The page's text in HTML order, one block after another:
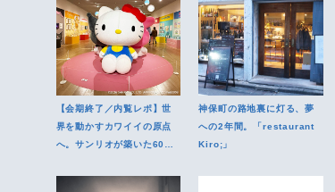
【会期終了／内覧レポ】世
界を動かすカワイイの原点
へ。サンリオが築いた60年
神保町の路地裏に灯る、夢
への2年間。「restaurant
Kiro;」